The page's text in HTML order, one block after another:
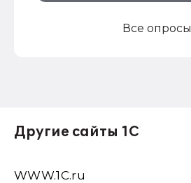
Все опросы
Другие сайты 1С
WWW.1С.ru